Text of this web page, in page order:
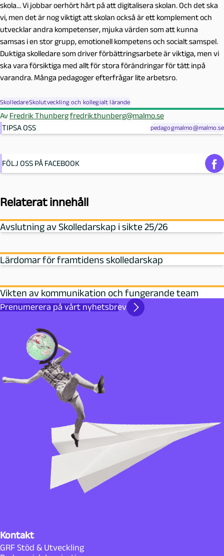
skola… Vi jobbar oerhört hårt på att digitalisera skolan. Och det ska
vi, men det är nog viktigt att skolan också är ett komplement och
utvecklar andra kompetenser, mjuka värden som att kunna
samsas i en stor grupp, emotionell kompetens och socialt samspel.
Duktiga skolledare som driver förbättringsarbete är viktiga, men vi
ska vara försiktiga med allt för stora förändringar för tätt inpå
varandra. Många pedagoger efterfrågar lite arbetsro.
SkolledareSkolutveckling och kollegialt lärande
Av Fredrik Thunbergfredrik.thunberg@malmo.se
TIPSA OSS
pedagogmalmo@malmo.se
FÖLJ OSS PÅ FACEBOOK
Relaterat innehåll
Avslutning av Skolledarskap i sikte 25/26
Lärdomar för framtidens skolledarskap
Vikten av kommunikation och fungerande team
Prenumerera på vårt nyhetsbrev
Kontakt
GRF Stöd & Utveckling